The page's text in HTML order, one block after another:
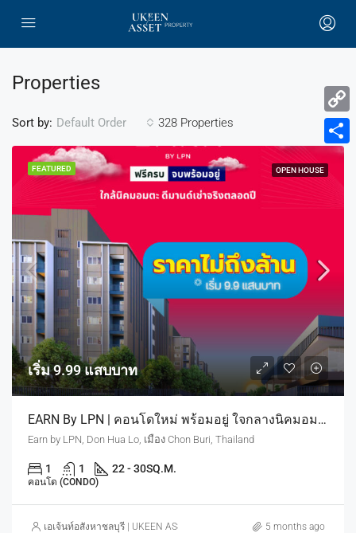
Properties
328 Properties
Sort by: Default Order
FEATURED OPEN HOUSE
เริ่ม 9.99 แสบบาท
EARN By LPN | คอนโดใหม่ พร้อมอยู่ ใจกลางนิคมอมตะ ดีมานด์คนทำงานนิคม มีจริงตลอดปี เริ่ม 9.9 แสบบาท
Earn by LPN, Don Hua Lo, เมือง Chon Buri, Thailand
1 1 22 - 30SQ.M.
คอนโด (CONDO)
เอเจ้นท์อสังหาชลบุรี | UKEEN ASSET CO., LTD. 5 months ago
Copy
Link
Share